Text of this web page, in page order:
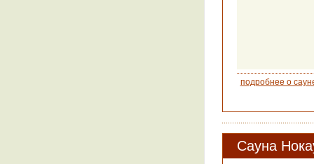
подробнее о
Сауна